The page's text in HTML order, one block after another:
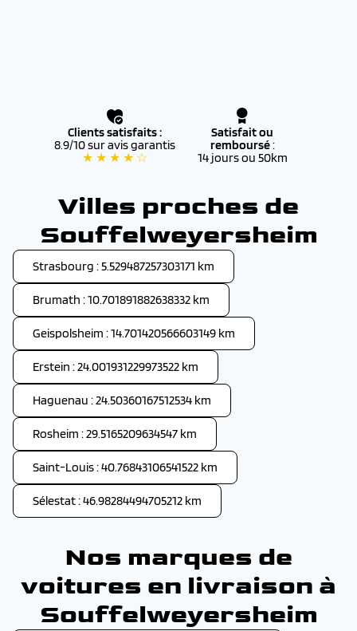
Clients satisfaits :
8.9/10 sur avis garantis
★ ★ ★ ★ ☆
Satisfait ou
remboursé:
14 jours ou 50km
Villes proches de
Souffelweyersheim
Strasbourg : 5.529487257303171 km
Brumath : 10.701891882638332 km
Geispolsheim : 14.701420566603149 km
Erstein : 24.001931229973522 km
Haguenau : 24.50360167512534 km
Rosheim : 29.5165209634547 km
Saint-Louis : 40.76843106541522 km
Sélestat : 46.98284494705212 km
Nos marques de
voitures en livraison à
Souffelweyersheim